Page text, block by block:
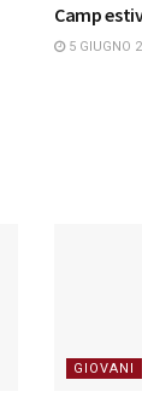
Camp
5 GIUGNO
GIOVANI